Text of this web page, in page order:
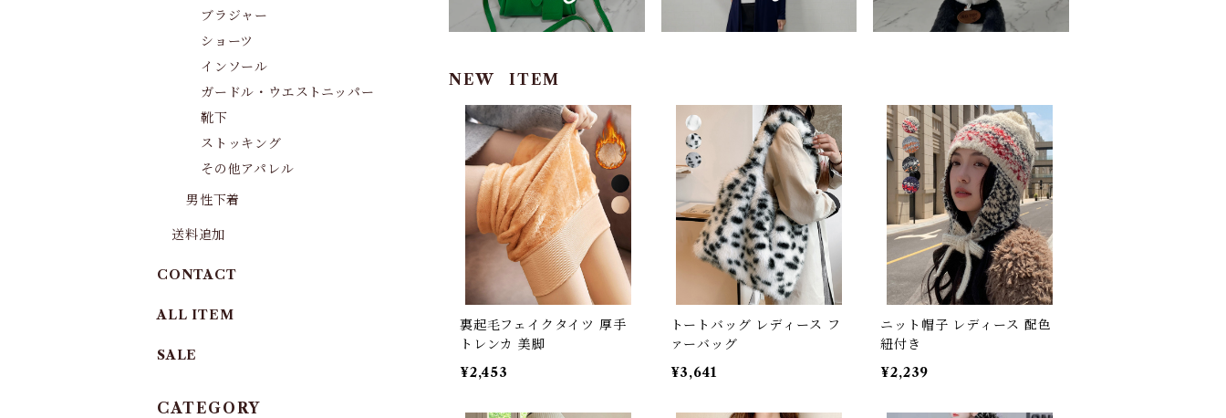
NEW ITEM
裏起毛フェイクタイツ 厚手
トレンカ 美脚
¥2,453
トートバッグ レディース フ
ァーバッグ
¥3,641
ニット帽子 レディース 配色
紐付き
¥2,239
ブラジャー
ショーツ
インソール
ガードル・ウエストニッパー
靴下
ストッキング
その他アパレル
男性下着
送料追加
CONTACT
ALL ITEM
SALE
CATEGORY